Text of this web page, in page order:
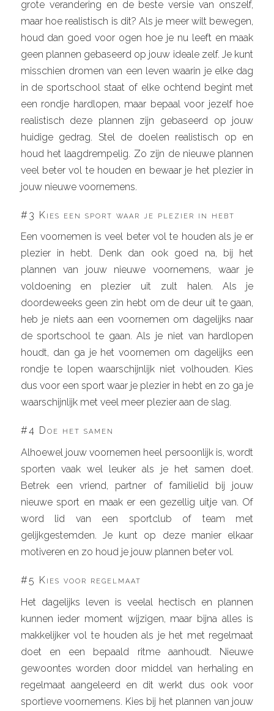
grote verandering en de beste versie van onszelf,
maar hoe realistisch is dit? Als je meer wilt bewegen,
houd dan goed voor ogen hoe je nu leeft en maak
geen plannen gebaseerd op jouw ideale zelf. Je kunt
misschien dromen van een leven waarin je elke dag
in de sportschool staat of elke ochtend begint met
een rondje hardlopen, maar bepaal voor jezelf hoe
realistisch deze plannen zijn gebaseerd op jouw
huidige gedrag. Stel de doelen realistisch op en
houd het laagdrempelig. Zo zijn de nieuwe plannen
veel beter vol te houden en bewaar je het plezier in
jouw nieuwe voornemens.
#3 Kies een sport waar je plezier in hebt
Een voornemen is veel beter vol te houden als je er
plezier in hebt. Denk dan ook goed na, bij het
plannen van jouw nieuwe voornemens, waar je
voldoening en plezier uit zult halen. Als je
doordeweeks geen zin hebt om de deur uit te gaan,
heb je niets aan een voornemen om dagelijks naar
de sportschool te gaan. Als je niet van hardlopen
houdt, dan ga je het voornemen om dagelijks een
rondje te lopen waarschijnlijk niet volhouden. Kies
dus voor een sport waar je plezier in hebt en zo ga je
waarschijnlijk met veel meer plezier aan de slag.
#4 Doe het samen
Alhoewel jouw voornemen heel persoonlijk is, wordt
sporten vaak wel leuker als je het samen doet.
Betrek een vriend, partner of familielid bij jouw
nieuwe sport en maak er een gezellig uitje van. Of
word lid van een sportclub of team met
gelijkgestemden. Je kunt op deze manier elkaar
motiveren en zo houd je jouw plannen beter vol.
#5 Kies voor regelmaat
Het dagelijks leven is veelal hectisch en plannen
kunnen ieder moment wijzigen, maar bijna alles is
makkelijker vol te houden als je het met regelmaat
doet en een bepaald ritme aanhoudt. Nieuwe
gewoontes worden door middel van herhaling en
regelmaat aangeleerd en dit werkt dus ook voor
sportieve voornemens. Kies bij het plannen van jouw